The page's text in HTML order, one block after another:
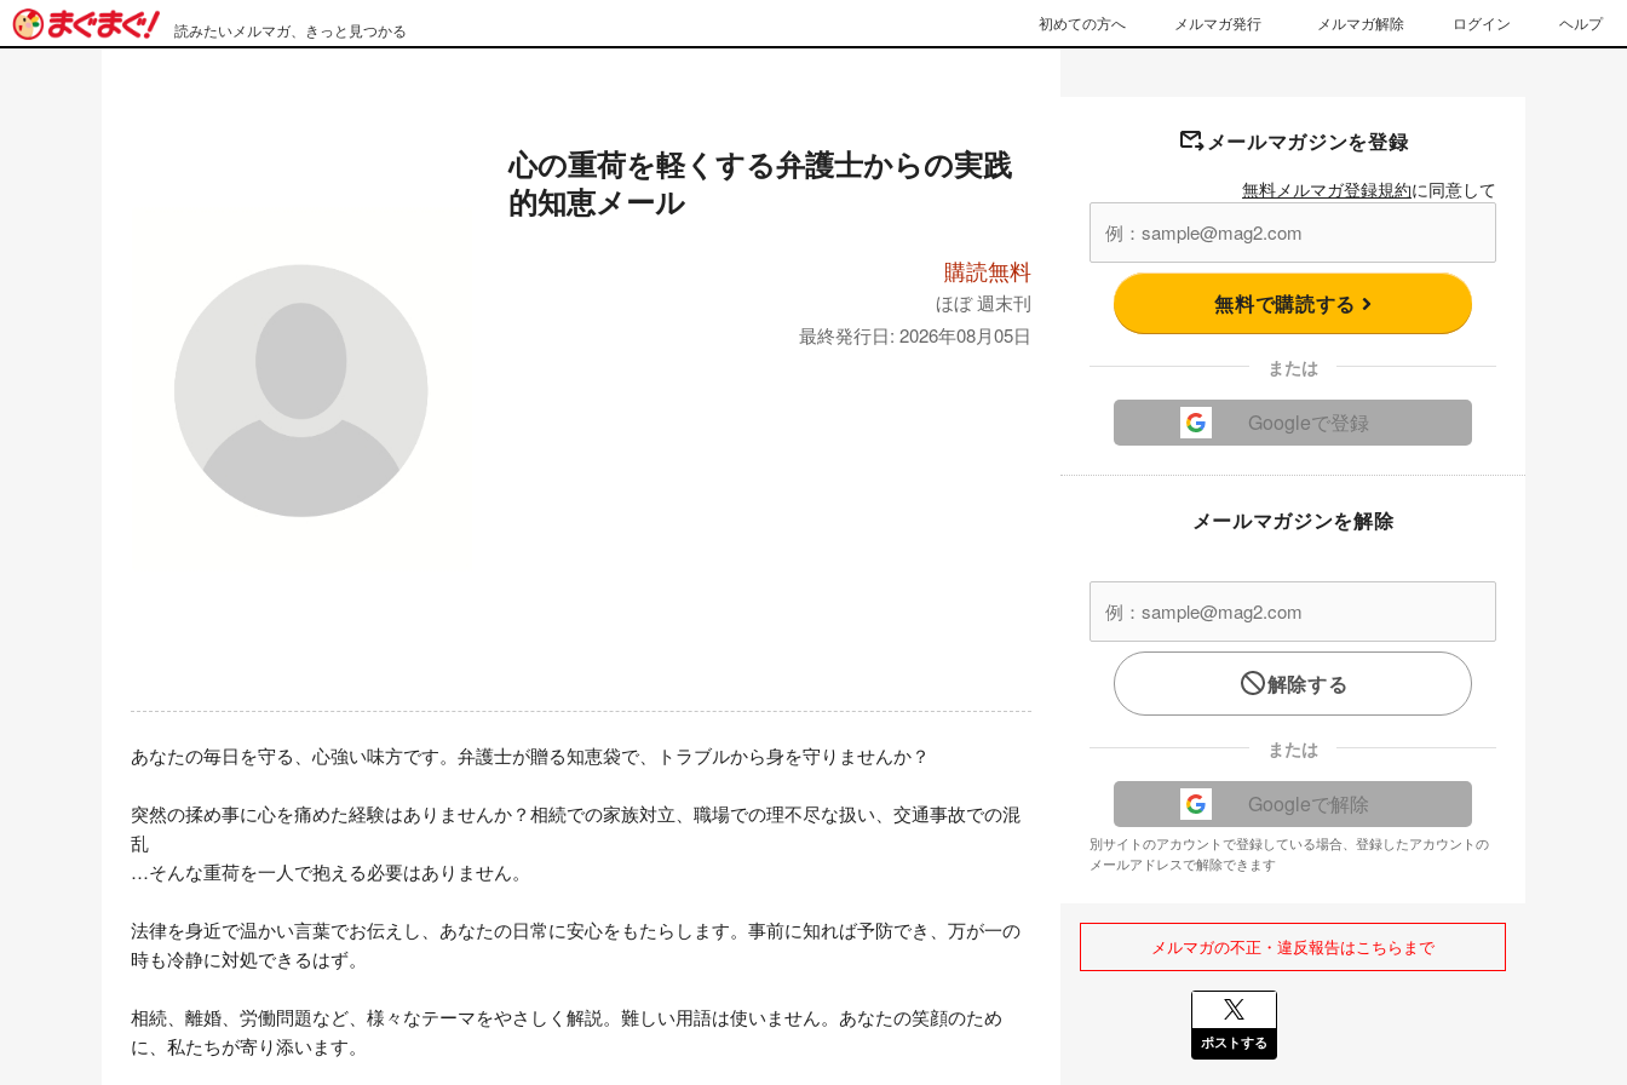
読みたいメルマガ、きっと見つかる 初めての方へ メルマガ発行 メルマガ解除 ログイン ヘルプ
心の重荷を軽くする弁護士からの実践
的知恵メール
購読無料
ほぼ 週末刊
最終発行日: 2026年08月05日
あなたの毎日を守る、心強い味方です。弁護士が贈る知恵袋で、トラブルから身を守りませんか？
突然の揉め事に心を痛めた経験はありませんか？相続での家族対立、職場での理不尽な扱い、交通事故での混
乱
…そんな重荷を一人で抱える必要はありません。
法律を身近で温かい言葉でお伝えし、あなたの日常に安心をもたらします。事前に知れば予防でき、万が一の
時も冷静に対処できるはず。
相続、離婚、労働問題など、様々なテーマをやさしく解説。難しい用語は使いません。あなたの笑顔のため
に、私たちが寄り添います。
メールマガジンを登録
無料メルマガ登録規約に同意して
無料で購読する
または
Googleで登録
メールマガジンを解除
解除する
または
Googleで解除
別サイトのアカウントで登録している場合、登録したアカウントの
メールアドレスで解除できます
メルマガの不正・違反報告はこちらまで
ポストする